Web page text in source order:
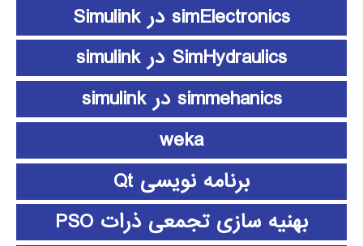
simElectronics در Simulink
SimHydraulics در simulink
simmehanics در simulink
weka
برنامه نویسی Qt
بهنیه سازی تجمعی ذرات PSO